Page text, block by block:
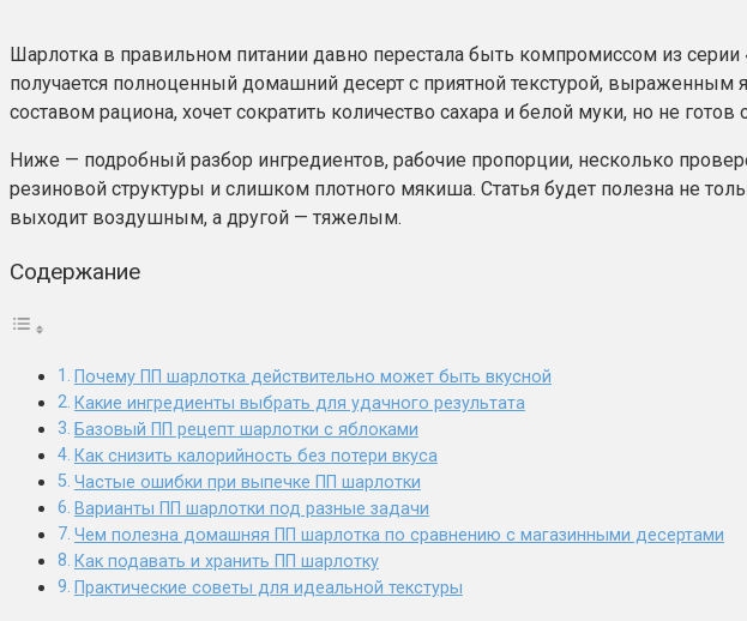
Шарлотка в правильном питании давно перестала быть компромиссом из
получается полноценный домашний десерт с приятной текстурой,
составом рациона, хочет сократить количество сахара и белой муки, но не
Ниже — подробный разбор ингредиентов, рабочие пропорции, несколько
резиновой структуры и слишком плотного мякиша. Статья будет полезна не
выходит воздушным, а другой — тяжелым.
Содержание
Почему ПП шарлотка действительно может быть вкусной
Какие ингредиенты выбрать для удачного результата
Базовый ПП рецепт шарлотки с яблоками
Как снизить калорийность без потери вкуса
Частые ошибки при выпечке ПП шарлотки
Варианты ПП шарлотки под разные задачи
Чем полезна домашняя ПП шарлотка по сравнению с магазинными десертами
Как подавать и хранить ПП шарлотку
Практические советы для идеальной текстуры